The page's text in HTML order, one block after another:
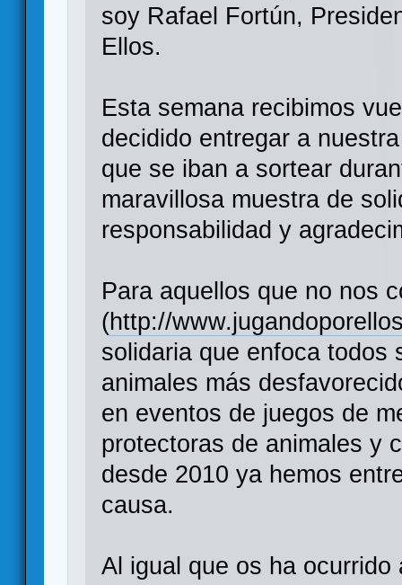
soy Rafael Fortún,
Ellos.
Esta semana recibimos
decidido entregar a
que se iban a sortear
maravillosa muestra de
responsabilidad y
Para aquellos que no nos
(http://
solidaria que enfoca todos
animales más
en eventos de juegos de
protectoras de animales y
desde 2010 ya hemos
causa.
Al igual que os ha